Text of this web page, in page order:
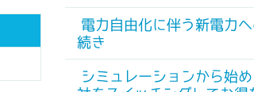
電力自由化に伴う新電力
続き
シミュレーションから始